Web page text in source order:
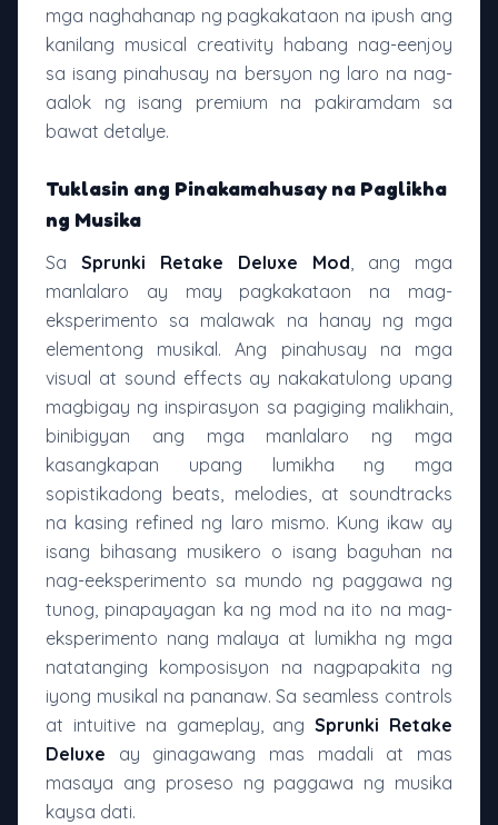
mga naghahanap ng pagkakataon na ipush ang
kanilang musical creativity habang nag-eenjoy
sa isang pinahusay na bersyon ng laro na nag-
aalok ng isang premium na pakiramdam sa
bawat detalye.
Tuklasin ang Pinakamahusay na Paglikha
ng Musika
Sa Sprunki Retake Deluxe Mod, ang mga
manlalaro ay may pagkakataon na mag-
eksperimento sa malawak na hanay ng mga
elementong musikal. Ang pinahusay na mga
visual at sound effects ay nakakatulong upang
magbigay ng inspirasyon sa pagiging malikhain,
binibigyan ang mga manlalaro ng mga
kasangkapan upang lumikha ng mga
sopistikadong beats, melodies, at soundtracks
na kasing refined ng laro mismo. Kung ikaw ay
isang bihasang musikero o isang baguhan na
nag-eeksperimento sa mundo ng paggawa ng
tunog, pinapayagan ka ng mod na ito na mag-
eksperimento nang malaya at lumikha ng mga
natatanging komposisyon na nagpapakita ng
iyong musikal na pananaw. Sa seamless controls
at intuitive na gameplay, angSprunki Retake
Deluxe ay ginagawang mas madali at mas
masaya ang proseso ng paggawa ng musika
kaysa dati.